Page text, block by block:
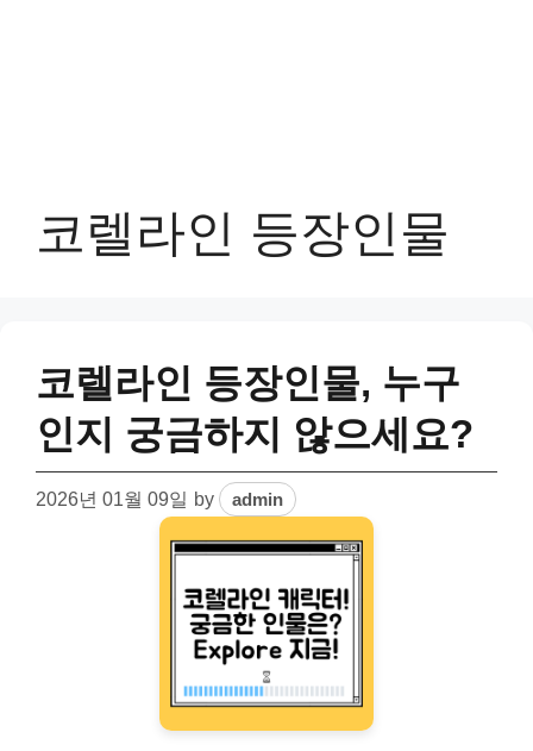
코렐라인 등장인물
코렐라인 등장인물, 누구
인지 궁금하지 않으세요?
2026년 01월 09일 by admin